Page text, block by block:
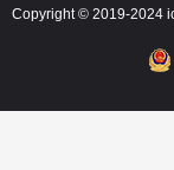
Copyright © 2019-2024